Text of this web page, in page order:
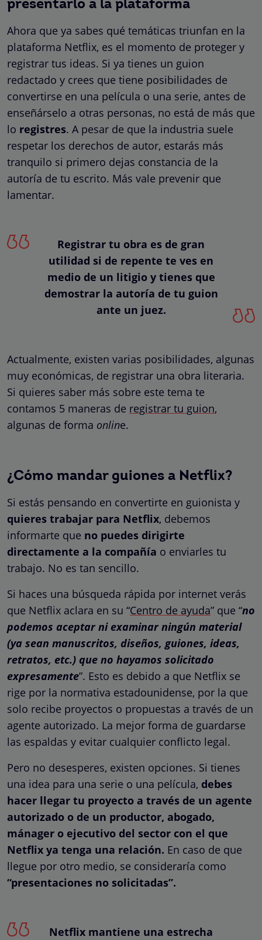
presentarlo a la plataforma
Ahora que ya sabes qué temáticas triunfan en la
plataforma Netflix, es el momento de proteger y
registrar tus ideas. Si ya tienes un guion
redactado y crees que tiene posibilidades de
convertirse en una película o una serie, antes de
enseñárselo a otras personas, no está de más que
lo registres. A pesar de que la industria suele
respetar los derechos de autor, estarás más
tranquilo si primero dejas constancia de la
autoría de tu escrito. Más vale prevenir que
lamentar.
Registrar tu obra es de gran
utilidad si de repente te ves en
medio de un litigio y tienes que
demostrar la autoría de tu guion
ante un juez.
Actualmente, existen varias posibilidades, algunas
muy económicas, de registrar una obra literaria.
Si quieres saber más sobre este tema te
contamos 5 maneras de registrar tu guion,
algunas de forma online.
¿Cómo mandar guiones a Netflix?
Si estás pensando en convertirte en guionista y
quieres trabajar para Netflix, debemos
informarte que no puedes dirigirte
directamente a la compañía o enviarles tu
trabajo. No es tan sencillo.
Si haces una búsqueda rápida por internet verás
que Netflix aclara en su “Centro de ayuda” que “no
podemos aceptar ni examinar ningún material
(ya sean manuscritos, diseños, guiones, ideas,
retratos, etc.) que no hayamos solicitado
expresamente”. Esto es debido a que Netflix se
rige por la normativa estadounidense, por la que
solo recibe proyectos o propuestas a través de un
agente autorizado. La mejor forma de guardarse
las espaldas y evitar cualquier conflicto legal.
Pero no desesperes, existen opciones. Si tienes
una idea para una serie o una película, debes
hacer llegar tu proyecto a través de un agente
autorizado o de un productor, abogado,
mánager o ejecutivo del sector con el que
Netflix ya tenga una relación. En caso de que
llegue por otro medio, se consideraría como
“presentaciones no solicitadas”.
Netflix mantiene una estrecha